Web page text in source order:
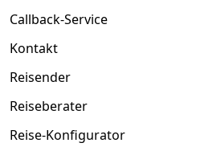
Callback-Service
Kontakt
Reisender
Reiseberater
Reise-Konfigurator